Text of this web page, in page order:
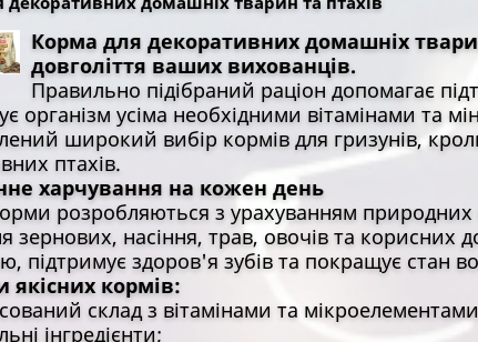
Корма для декоративних домашніх
довголіття ваших вихованців.
Правильно підібраний раціон допомагає
організм усіма необхідними вітамінами та
широкий вибір кормів для гризунів,
птахів.
харчування на кожен день
розробляються з урахуванням
зернових, насіння, трав, овочів та
підтримує здоров'я зубів та покращує стан
якісних кормів:
склад з вітамінами та
інгредієнти;